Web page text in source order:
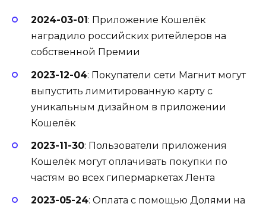
2024-03-01 : Приложение Кошелёк
наградило российских ритейлеров на
собственной Премии
2023-12-04: Покупатели сети Магнит могут
выпустить лимитированную карту с
уникальным дизайном в приложении
Кошелёк
2023-11-30: Пользователи приложения
Кошелёк могут оплачивать покупки по
частям во всех гипермаркетах Лента
2023-05-24: Оплата с помощью Долями на